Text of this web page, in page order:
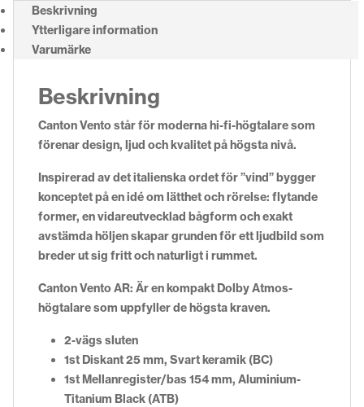
Beskrivning
Ytterligare information
Varumärke
Beskrivning
Canton Vento står för moderna hi-fi-högtalare som
förenar design, ljud och kvalitet på högsta nivå.
Inspirerad av det italienska ordet för ”vind” bygger
konceptet på en idé om lätthet och rörelse: flytande
former, en vidareutvecklad bågform och exakt
avstämda höljen skapar grunden för ett ljudbild som
breder ut sig fritt och naturligt i rummet.
Canton Vento AR: Är en kompakt Dolby Atmos-
högtalare som uppfyller de högsta kraven.
2-vägs sluten
1st Diskant 25 mm, Svart keramik (BC)
1st Mellanregister/bas 154 mm, Aluminium-
Titanium Black (ATB)